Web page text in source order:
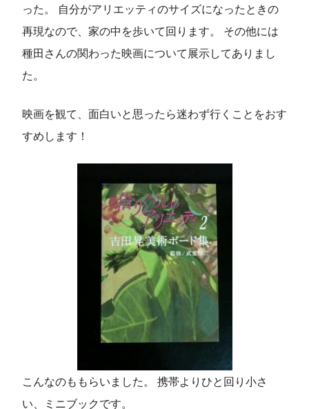
った。 自分がアリエッティのサイズになったときの
再現なので、家の中を歩いて回ります。 その他には
種田さんの関わった映画について展示してありまし
た。
映画を観て、面白いと思ったら迷わず行くことをおす
すめします！
こんなのももらいました。 携帯よりひと回り小さ
い、ミニブックです。